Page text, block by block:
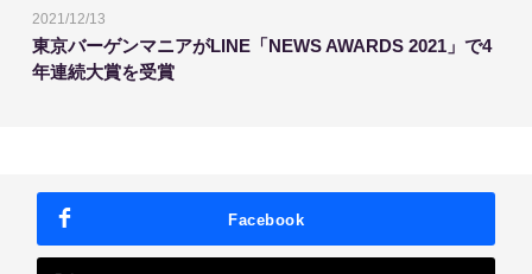
2021/12/13
東京バーゲンマニアがLINE「NEWS AWARDS 2021」で4
年連続大賞を受賞
Facebook